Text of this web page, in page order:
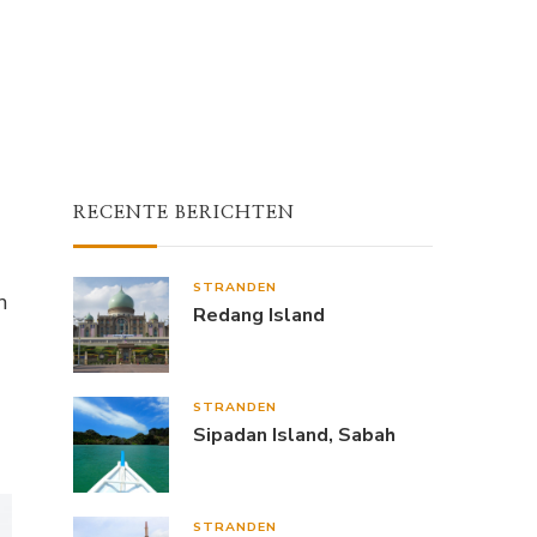
RECENTE BERICHTEN
STRANDEN
Redang Island
STRANDEN
Sipadan Island, Sabah
STRANDEN